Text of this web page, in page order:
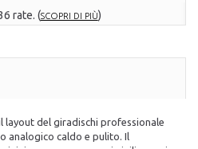
rate. (SCOPRI DI PIÙ)
layout del giradischi professionale
analogico caldo e pulito. Il